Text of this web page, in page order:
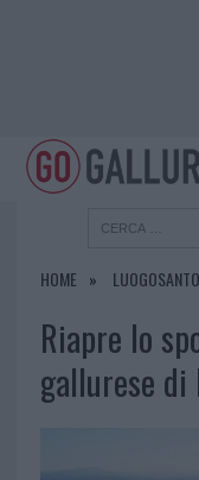
HOME LUOGOSANTO
Riapre lo
gallurese di